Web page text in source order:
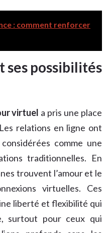
: comment renforcer
ses possibilités
virtuel a pris une place
relations en ligne ont
comme une
traditionnelles. En
trouvent l’amour et le
virtuelles. Ces
liberté et flexibilité qui
surtout pour ceux qui